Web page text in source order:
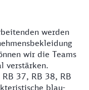
werden
wir die Teams
verstärken.
37, RB 38, RB
blau-